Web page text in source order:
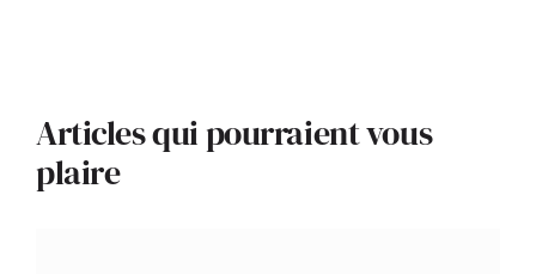
Articles qui pourraient vous
plaire